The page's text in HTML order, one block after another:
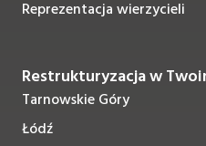
Reprezentacja wierzycieli
Restrukturyzacja w
Tarnowskie Góry
Łódź